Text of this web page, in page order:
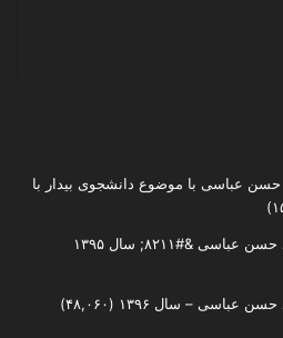
عباسی با موضوع دانشجوی بیدار با
&#۸۲۱۱; سال ۱۳۹۵
عباسی – سال ۱۳۹۶ (۴۸,۰۶۰)